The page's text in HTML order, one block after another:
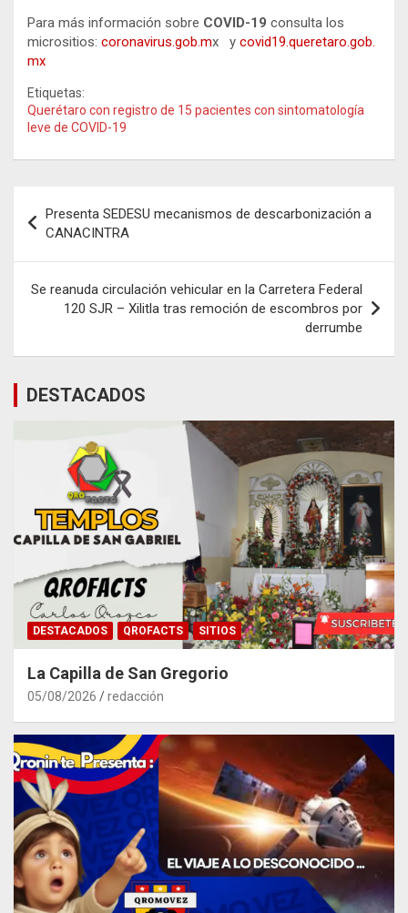
Para más información sobre COVID-19 consulta los
micrositios: coronavirus.gob.mx y covid19.queretaro.gob.
mx
Etiquetas:
Querétaro con registro de 15 pacientes con sintomatología
leve de COVID-19
de
entradas
Presenta SEDESU mecanismos de descarbonización a
CANACINTRA
Se reanuda circulación vehicular en la Carretera Federal
120 SJR – Xilitla tras remoción de escombros por
derrumbe
DESTACADOS
DESTACADOS QROFACTS SITIOS
La Capilla de San Gregorio
05/08/2026 redacción